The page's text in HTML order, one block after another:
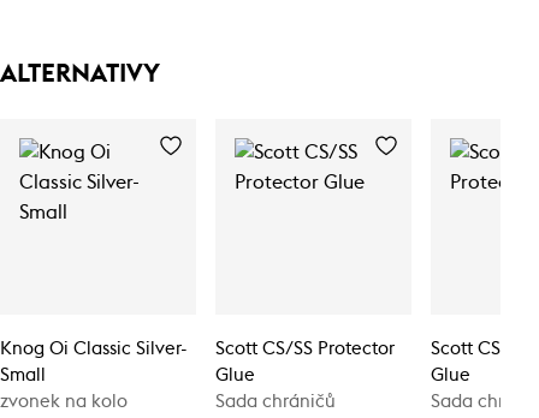
ALTERNATIVY
Knog Oi Classic Silver-
Small
zvonek na kolo
Scott CS/SS Protector
Glue
Sada chráničů
Scott CS/SS
Glue
Sada